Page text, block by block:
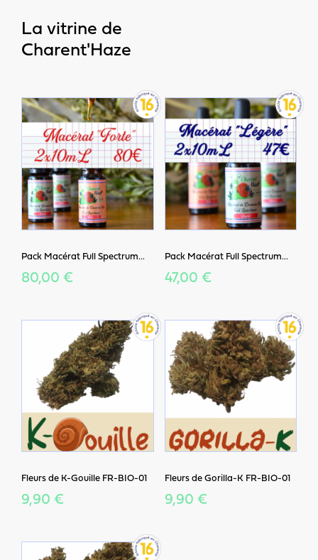
La vitrine de
Charent'Haze
Pack Macérat Full Spectrum...
80,00 €
Pack Macérat Full Spectrum...
47,00 €
Fleurs de K-Gouille FR-BIO-01
9,90 €
Fleurs de Gorilla-K FR-BIO-01
9,90 €